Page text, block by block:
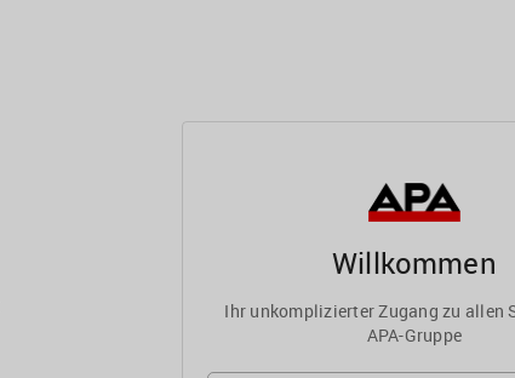
Willkommen
Ihr unkomplizierter Zugang zu allen
APA-Gruppe